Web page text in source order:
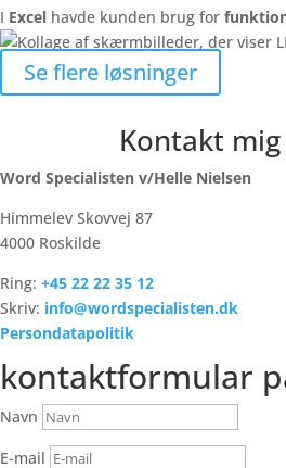
I Excel havde kunden brug for
Se flere løsninger
Kontakt
Word Specialisten v/Helle Nielsen
Himmelev Skovvej 87
4000 Roskilde
Ring: +45 22 22 35 12
Skriv: info@wordspecialisten.dk
Persondatapolitik
kontaktformular
Navn
E-mail